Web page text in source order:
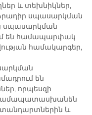
և տեխնիկներ,
սպասարկման
սպասարկման
են համապարփակ
համակարգեր,
են
որպեսզի
և